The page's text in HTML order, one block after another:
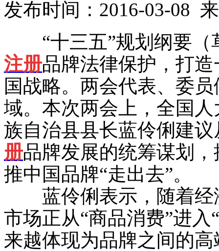
发布时间：2016-03-08
“十三五”规划纲要
注册品牌法律保护，打
国战略。两会代表、委
域。本次两会上，全国
族自治县县长蓝伶俐建
册品牌发展的统筹谋划
推中国品牌“走出去”。
蓝伶俐表示，随着经
市场正从“商品消费”进
来越体现为品牌之间的